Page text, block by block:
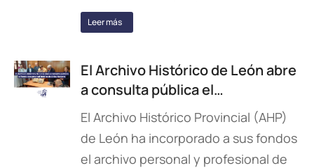
Leer más
El Archivo Histórico de León abre
a consulta pública el…
El Archivo Histórico Provincial (AHP)
de León ha incorporado a sus fondos
el archivo personal y profesional de